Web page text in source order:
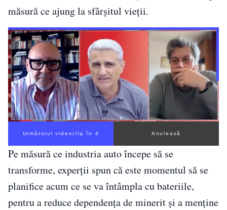
măsură ce ajung la sfârșitul vieții.
Următorul videoclip în 3 Anulează
Pe măsură ce industria auto începe să se
transforme, experții spun că este momentul să se
planifice acum ce se va întâmpla cu bateriile,
pentru a reduce dependența de minerit și a menține